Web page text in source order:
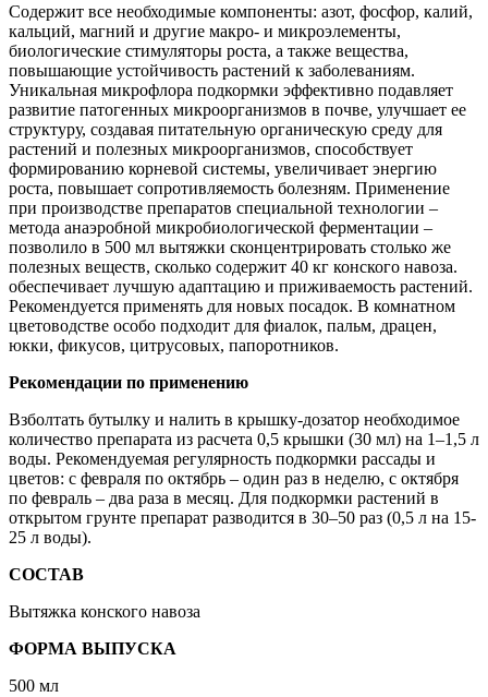
Содержит все необходимые компоненты: азот, фосфор, калий,
кальций, магний и другие макро- и микроэлементы,
биологические стимуляторы роста, а также вещества,
повышающие устойчивость растений к заболеваниям.
Уникальная микрофлора подкормки эффективно подавляет
развитие патогенных микроорганизмов в почве, улучшает ее
структуру, создавая питательную органическую среду для
растений и полезных микроорганизмов, способствует
формированию корневой системы, увеличивает энергию
роста, повышает сопротивляемость болезням. Применение
при производстве препаратов специальной технологии –
метода анаэробной микробиологической ферментации –
позволило в 500 мл вытяжки сконцентрировать столько же
полезных веществ, сколько содержит 40 кг конского навоза.
обеспечивает лучшую адаптацию и приживаемость растений.
Рекомендуется применять для новых посадок. В комнатном
цветоводстве особо подходит для фиалок, пальм, драцен,
юкки, фикусов, цитрусовых, папоротников.
Рекомендации по применению
Взболтать бутылку и налить в крышку-дозатор необходимое
количество препарата из расчета 0,5 крышки (30 мл) на 1–1,5 л
воды. Рекомендуемая регулярность подкормки рассады и
цветов: с февраля по октябрь – один раз в неделю, с октября
по февраль – два раза в месяц. Для подкормки растений в
открытом грунте препарат разводится в 30–50 раз (0,5 л на 15-
25 л воды).
СОСТАВ
Вытяжка конского навоза
ФОРМА ВЫПУСКА
500 мл